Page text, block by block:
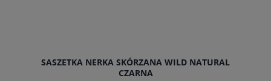
SASZETKA NERKA SKÓRZANA WILD NATURAL
CZARNA